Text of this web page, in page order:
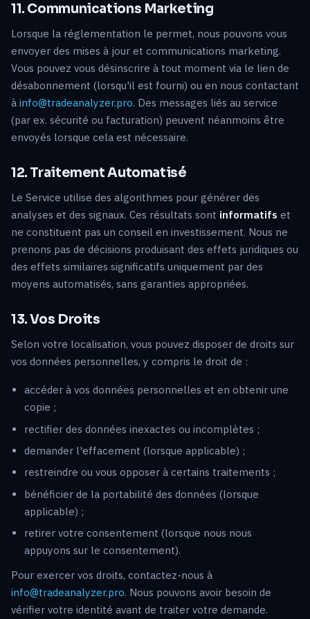
11. Communications Marketing
Lorsque la réglementation le permet, nous pouvons vous
envoyer des mises à jour et communications marketing.
Vous pouvez vous désinscrire à tout moment via le lien de
désabonnement (lorsqu'il est fourni) ou en nous contactant
à info@tradeanalyzer.pro. Des messages liés au service
(par ex. sécurité ou facturation) peuvent néanmoins être
envoyés lorsque cela est nécessaire.
12. Traitement Automatisé
Le Service utilise des algorithmes pour générer des
analyses et des signaux. Ces résultats sont informatifs et
ne constituent pas un conseil en investissement. Nous ne
prenons pas de décisions produisant des effets juridiques ou
des effets similaires significatifs uniquement par des
moyens automatisés, sans garanties appropriées.
13. Vos Droits
Selon votre localisation, vous pouvez disposer de droits sur
vos données personnelles, y compris le droit de :
accéder à vos données personnelles et en obtenir une
copie ;
rectifier des données inexactes ou incomplètes ;
demander l'effacement (lorsque applicable) ;
restreindre ou vous opposer à certains traitements ;
bénéficier de la portabilité des données (lorsque
applicable) ;
retirer votre consentement (lorsque nous nous
appuyons sur le consentement).
Pour exercer vos droits, contactez-nous à
info@tradeanalyzer.pro. Nous pouvons avoir besoin de
vérifier votre identité avant de traiter votre demande.